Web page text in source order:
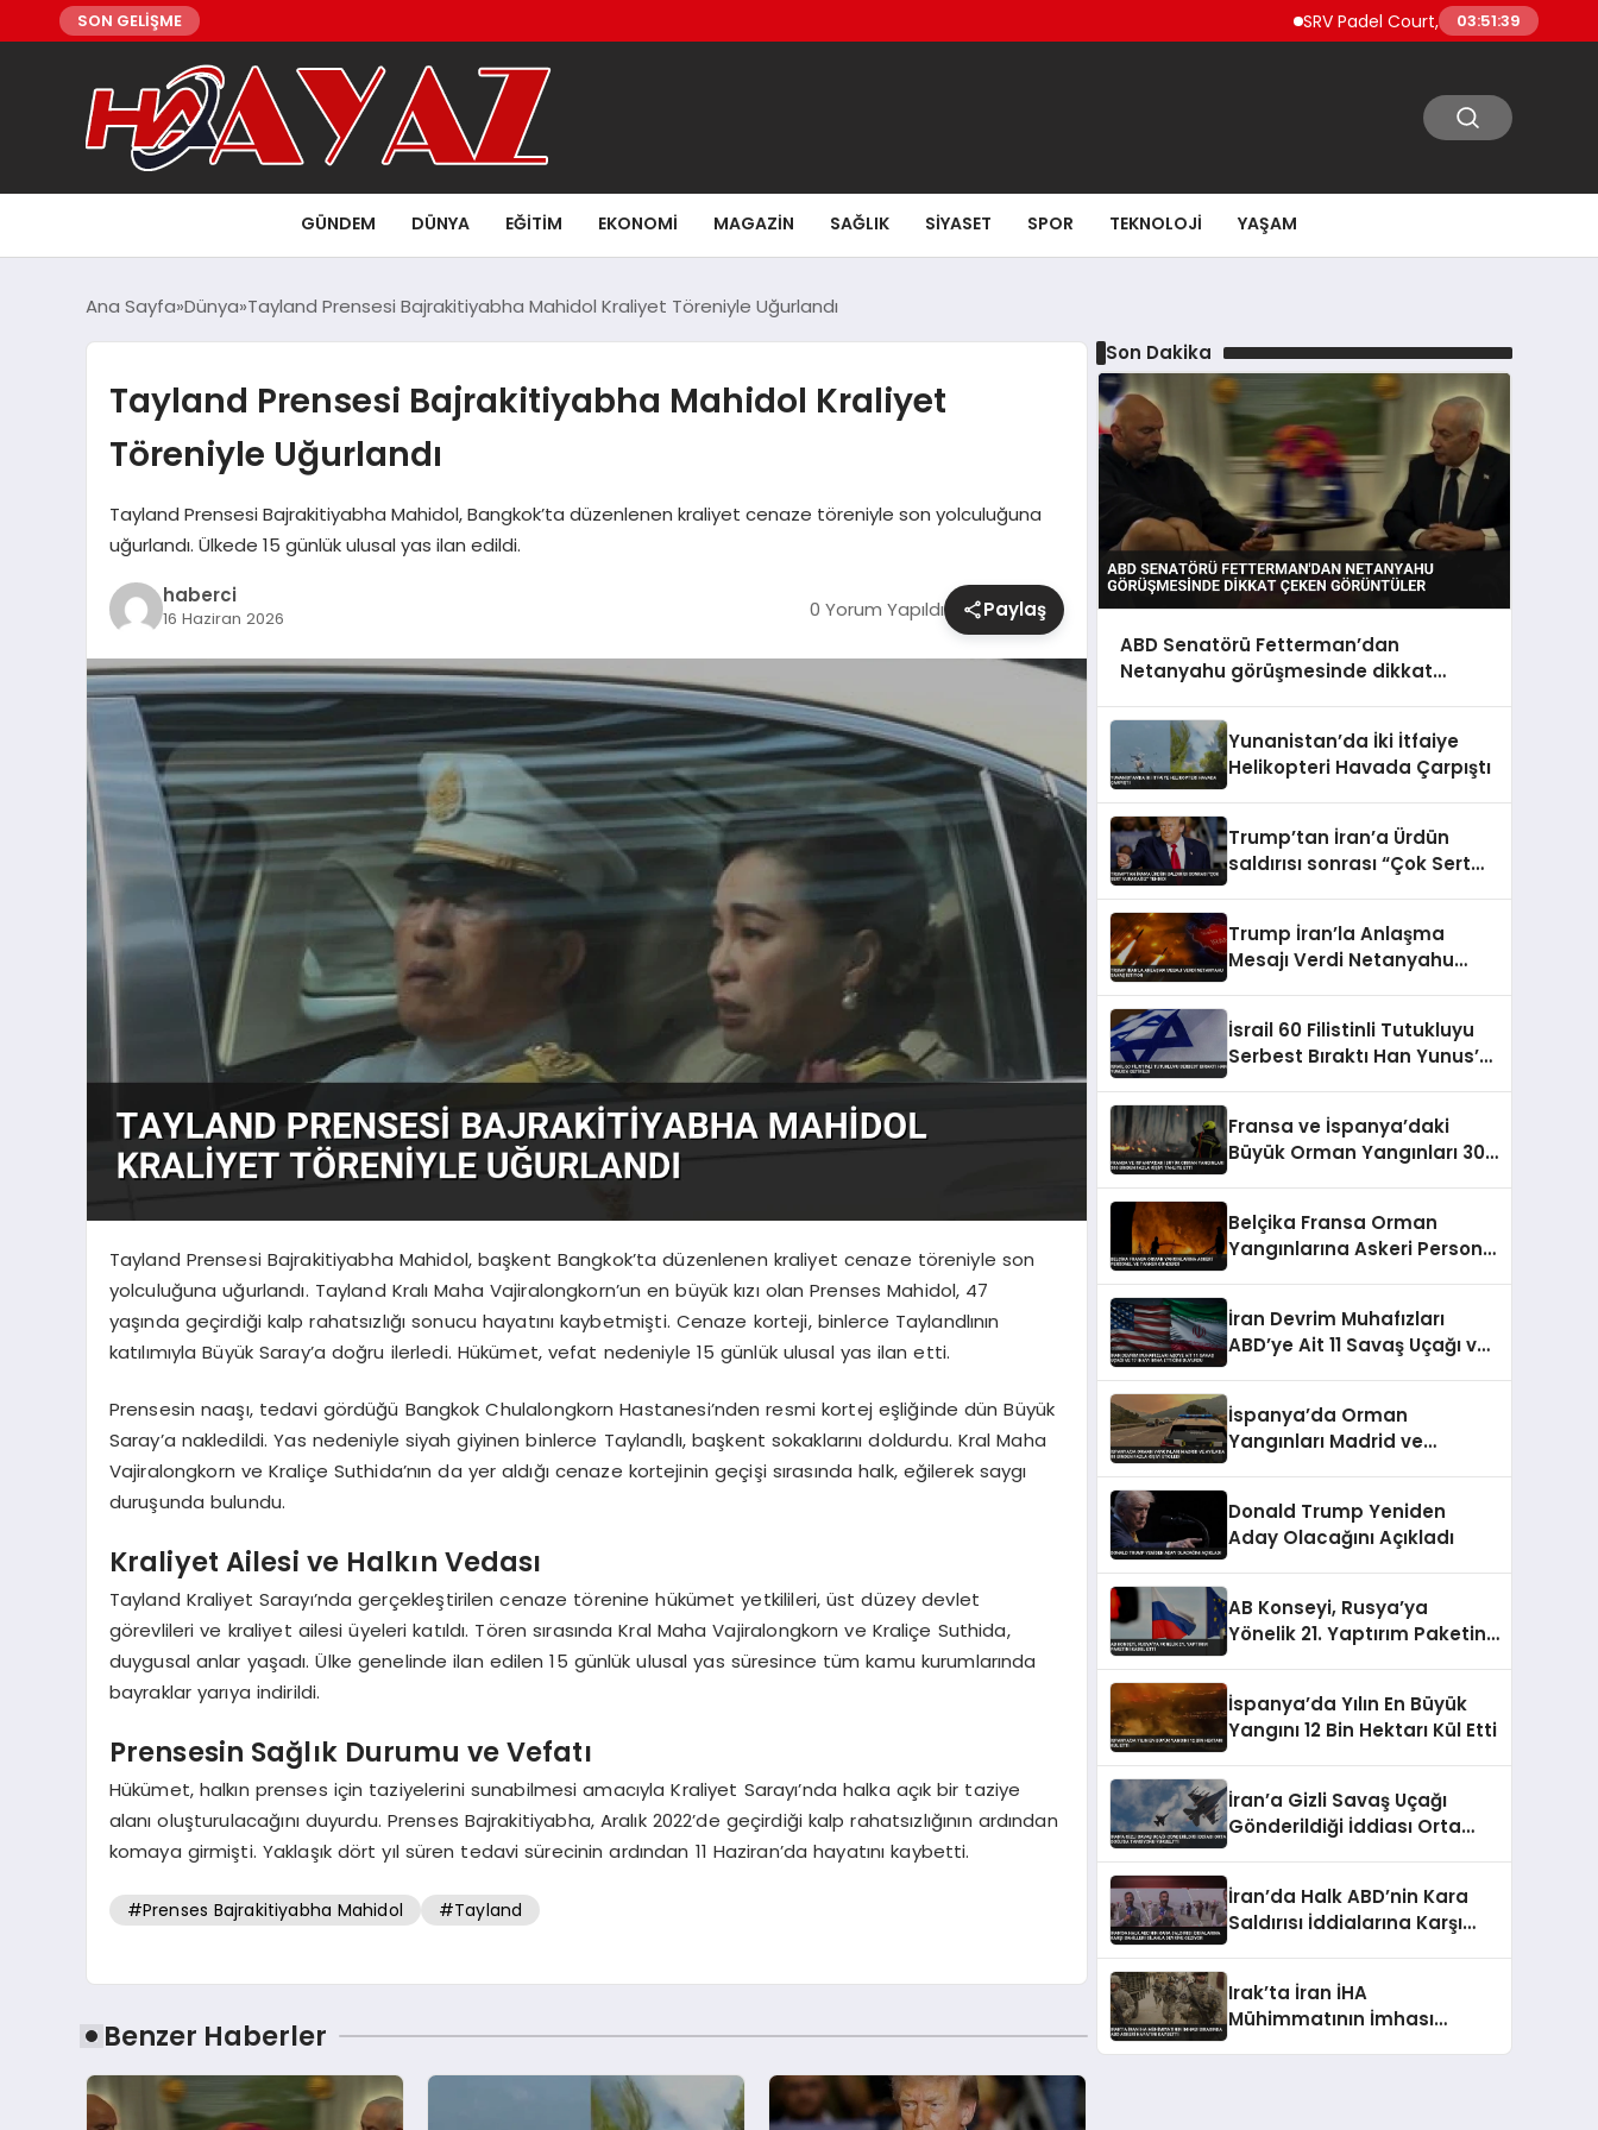
SON GELİŞME SRV Padel Court, 24 Ülkeye İhracat
03:51:40
GÜNDEM DÜNYA EĞITIM EKONOMI MAGAZIN SAĞLIK SIYASET SPOR TEKNOLOJI YAŞAM
Ana Sayfa Dünya Tayland Prensesi Bajrakitiyabha Mahidol Kraliyet Töreniyle Uğurlandı
Tayland Prensesi Bajrakitiyabha Mahidol Kraliyet
Töreniyle Uğurlandı
Tayland Prensesi Bajrakitiyabha Mahidol, Bangkok’ta düzenlenen kraliyet cenaze töreniyle son yolculuğuna
uğurlandı. Ülkede 15 günlük ulusal yas ilan edildi.
haberci
16 Haziran 2026 0 Yorum Yapıldı Paylaş
Tayland Prensesi Bajrakitiyabha Mahidol, başkent Bangkok’ta düzenlenen kraliyet cenaze töreniyle son
yolculuğuna uğurlandı. Tayland Kralı Maha Vajiralongkorn’un en büyük kızı olan Prenses Mahidol, 47
yaşında geçirdiği kalp rahatsızlığı sonucu hayatını kaybetmişti. Cenaze korteji, binlerce Taylandlının
katılımıyla Büyük Saray’a doğru ilerledi. Hükümet, vefat nedeniyle 15 günlük ulusal yas ilan etti.
Prensesin naaşı, tedavi gördüğü Bangkok Chulalongkorn Hastanesi’nden resmi kortej eşliğinde dün Büyük
Saray’a nakledildi. Yas nedeniyle siyah giyinen binlerce Taylandlı, başkent sokaklarını doldurdu. Kral Maha
Vajiralongkorn ve Kraliçe Suthida’nın da yer aldığı cenaze kortejinin geçişi sırasında halk, eğilerek saygı
duruşunda bulundu.
Kraliyet Ailesi ve Halkın Vedası
Tayland Kraliyet Sarayı’nda gerçekleştirilen cenaze törenine hükümet yetkilileri, üst düzey devlet
görevlileri ve kraliyet ailesi üyeleri katıldı. Tören sırasında Kral Maha Vajiralongkorn ve Kraliçe Suthida,
duygusal anlar yaşadı. Ülke genelinde ilan edilen 15 günlük ulusal yas süresince tüm kamu kurumlarında
bayraklar yarıya indirildi.
Prensesin Sağlık Durumu ve Vefatı
Hükümet, halkın prenses için taziyelerini sunabilmesi amacıyla Kraliyet Sarayı’nda halka açık bir taziye
alanı oluşturulacağını duyurdu. Prenses Bajrakitiyabha, Aralık 2022’de geçirdiği kalp rahatsızlığının ardından
komaya girmişti. Yaklaşık dört yıl süren tedavi sürecinin ardından 11 Haziran’da hayatını kaybetti.
#Prenses Bajrakitiyabha Mahidol #Tayland
Benzer Haberler
Son Dakika
ABD Senatörü Fetterman’dan
Netanyahu görüşmesinde dikkat
Yunanistan’da İki İtfaiye
Helikopteri Havada Çarpıştı
Trump’tan İran’a Ürdün
saldırısı sonrası “Çok Sert
Trump İran’la Anlaşma
Mesajı Verdi Netanyahu
İsrail 60 Filistinli Tutukluyu
Serbest Bıraktı Han Yunus’a
Fransa ve İspanya’daki
Büyük Orman Yangınları 300
Belçika Fransa Orman
Yangınlarına Askeri Personel
İran Devrim Muhafızları
ABD’ye Ait 11 Savaş Uçağı ve
İspanya’da Orman
Yangınları Madrid ve
Donald Trump Yeniden
Aday Olacağını Açıkladı
AB Konseyi, Rusya’ya
Yönelik 21. Yaptırım Paketini
İspanya’da Yılın En Büyük
Yangını 12 Bin Hektarı Kül Etti
İran’a Gizli Savaş Uçağı
Gönderildiği İddiası Orta
İran’da Halk ABD’nin Kara
Saldırısı İddialarına Karşı
Irak’ta İran İHA
Mühimmatının İmhası